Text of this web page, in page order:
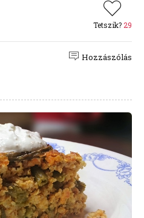
Tetszik? 29
Hozzászólás